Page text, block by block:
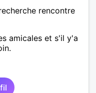
rencontre
amicales et s'il y'a